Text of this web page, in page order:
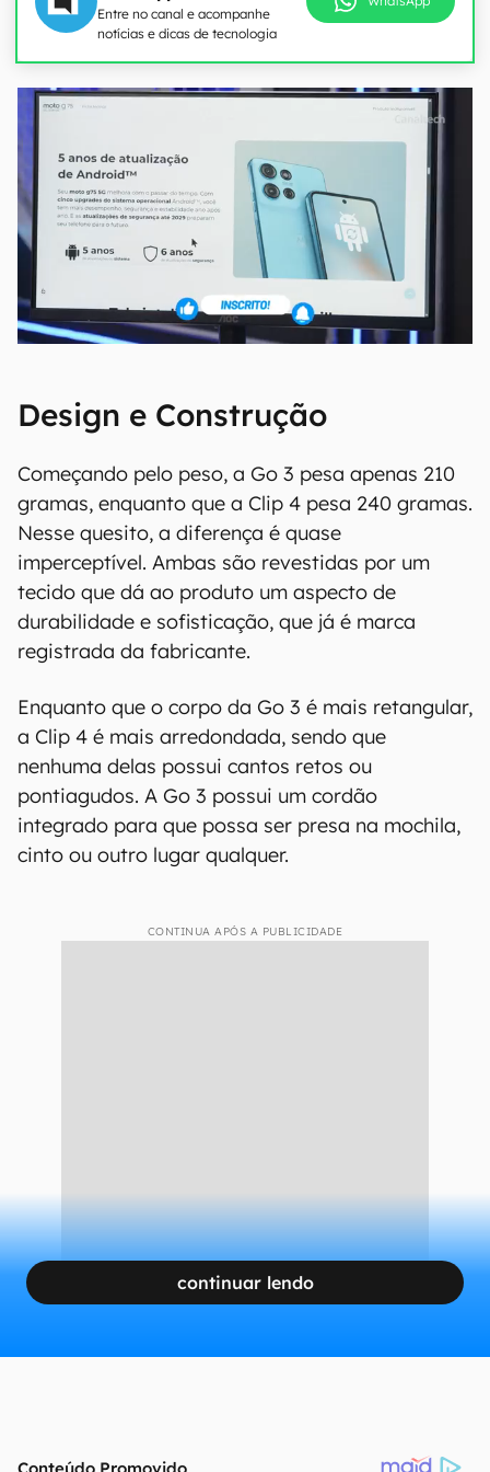
Entre no canal e acompanhe
notícias e dicas de tecnologia
Design e Construção
Começando pelo peso, a Go 3 pesa apenas 210
gramas, enquanto que a Clip 4 pesa 240 gramas.
Nesse quesito, a diferença é quase
imperceptível. Ambas são revestidas por um
tecido que dá ao produto um aspecto de
durabilidade e sofisticação, que já é marca
registrada da fabricante.
Enquanto que o corpo da Go 3 é mais retangular,
a Clip 4 é mais arredondada, sendo que
nenhuma delas possui cantos retos ou
pontiagudos. A Go 3 possui um cordão
integrado para que possa ser presa na mochila,
cinto ou outro lugar qualquer.
CONTINUA APÓS A PUBLICIDADE
continuar lendo